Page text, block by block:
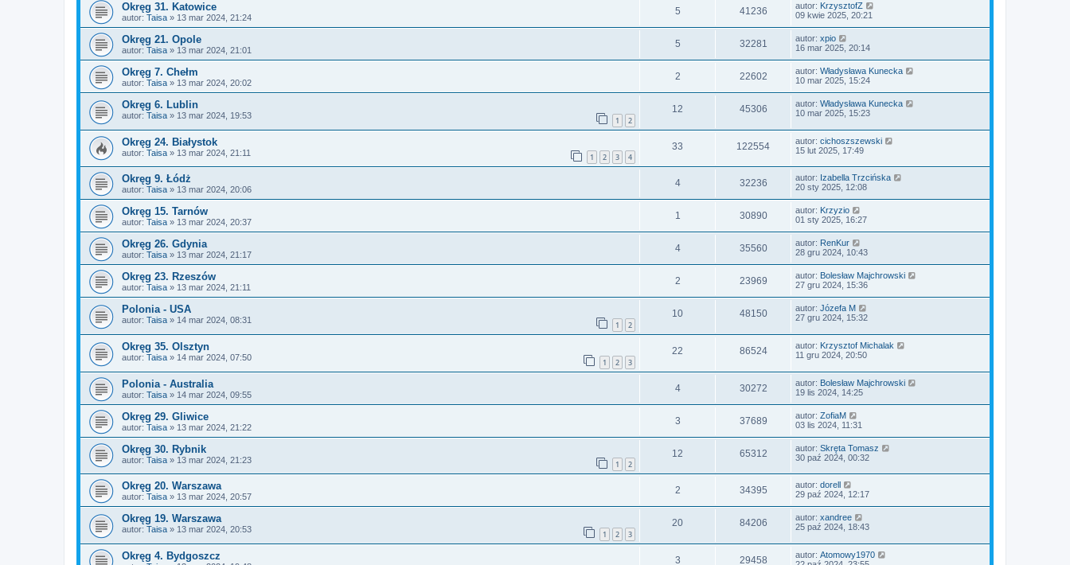
Okręg 31. Katowice
autor: Taisa » 13 mar 2024, 21:24
5 41236 autor: KrzysztofZ
09 kwie 2025, 20:21
Okręg 21. Opole
autor: Taisa » 13 mar 2024, 21:01
5 32281 autor: xpio
16 mar 2025, 20:14
Okręg 7. Chełm
autor: Taisa » 13 mar 2024, 20:02
2 22602 autor: Władysława Kunecka
10 mar 2025, 15:24
Okręg 6. Lublin
autor: Taisa » 13 mar 2024, 19:53 1 2
12 45306 autor: Władysława Kunecka
10 mar 2025, 15:23
Okręg 24. Białystok
autor: Taisa » 13 mar 2024, 21:11 1 2 3 4
33 122554 autor: cichoszszewski
15 lut 2025, 17:49
Okręg 9. Łódż
autor: Taisa » 13 mar 2024, 20:06
4 32236 autor: Izabella Trzcińska
20 sty 2025, 12:08
Okręg 15. Tarnów
autor: Taisa » 13 mar 2024, 20:37
1 30890 autor: Krzyzio
01 sty 2025, 16:27
Okręg 26. Gdynia
autor: Taisa » 13 mar 2024, 21:17
4 35560 autor: RenKur
28 gru 2024, 10:43
Okręg 23. Rzeszów
autor: Taisa » 13 mar 2024, 21:11
2 23969 autor: Bolesław Majchrowski
27 gru 2024, 15:36
Polonia - USA
autor: Taisa » 14 mar 2024, 08:31 1 2
10 48150 autor: Józefa M
27 gru 2024, 15:32
Okręg 35. Olsztyn
autor: Taisa » 14 mar 2024, 07:50 1 2 3
22 86524 autor: Krzysztof Michalak
11 gru 2024, 20:50
Polonia - Australia
autor: Taisa » 14 mar 2024, 09:55
4 30272 autor: Bolesław Majchrowski
19 lis 2024, 14:25
Okręg 29. Gliwice
autor: Taisa » 13 mar 2024, 21:22
3 37689 autor: ZofiaM
03 lis 2024, 11:31
Okręg 30. Rybnik
autor: Taisa » 13 mar 2024, 21:23 1 2
12 65312 autor: Skręta Tomasz
30 paź 2024, 00:32
Okręg 20. Warszawa
autor: Taisa » 13 mar 2024, 20:57
2 34395 autor: dorell
29 paź 2024, 12:17
Okręg 19. Warszawa
autor: Taisa » 13 mar 2024, 20:53 1 2 3
20 84206 autor: xandree
25 paź 2024, 18:43
Okręg 4. Bydgoszcz 3 29458 autor: Atomowy1970